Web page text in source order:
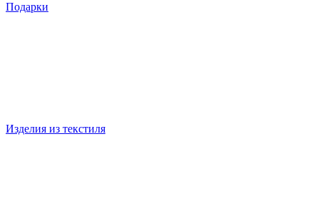
Подарки
Изделия из текстиля